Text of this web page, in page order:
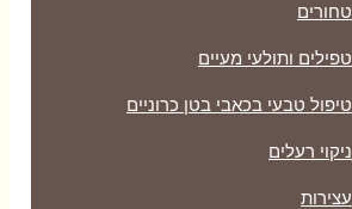
טחורים
טפילים ותולעי מעיים
טיפול טבעי בכאבי בטן כרוניים
ניקוי רעלים
עצירות